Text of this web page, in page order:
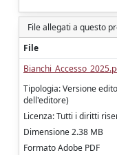
File allegati a questo
File
Tipologia: Versione
dell'editore)
Licenza: Tutti i diritti
Dimensione 2.38 MB
Formato Adobe PDF